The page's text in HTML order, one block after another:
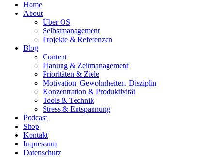
Home
About
Über OS
Selbstmanagement
Projekte & Referenzen
Blog
Content
Planung & Zeitmanagement
Prioritäten & Ziele
Motivation, Gewohnheiten, Disziplin
Konzentration & Produktivität
Tools & Technik
Stress & Entspannung
Podcast
Shop
Kontakt
Impressum
Datenschutz